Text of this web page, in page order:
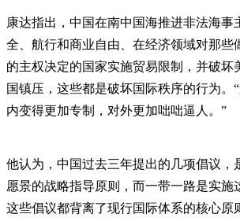
康达指出，中国在南中国海推进非法海事
全、航行和商业自由、在经济领域对那些
的主权决定的国家实施贸易限制，并破坏
国镇压，这些都是破坏国际秩序的行为。
内变得更加专制，对外更加咄咄逼人。”
他认为，中国过去三年提出的几项倡议，
愿景的战略指导原则，而一带一路是实施
这些倡议都背离了现行国际体系的核心原